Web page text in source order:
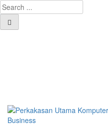
Business